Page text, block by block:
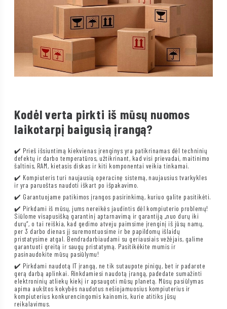
Kodėl verta pirkti iš mūsų nuomos
laikotarpį baigusią įrangą?
✔️ Prieš išsiuntimą kiekvienas įrenginys yra patikrinamas dėl techninių
defektų ir darbo temperatūros, užtikrinant, kad visi prievadai, maitinimo
šaltinis, RAM, kietasis diskas ir kiti komponentai veikia tinkamai.
✔️ Kompiuteris turi naujausią operacinę sistemą, naujausius tvarkykles
ir yra paruoštas naudoti iškart po išpakavimo.
✔️ Garantuojame patikimos įrangos pasirinkimą, kuriuo galite pasitikėti.
✔️ Pirkdami iš mūsų, jums nereikės jaudintis dėl kompiuterio problemų!
Siūlome visapusišką garantinį aptarnavimą ir garantiją „nuo durų iki
durų“, o tai reiškia, kad gedimo atveju paimsime įrenginį iš jūsų namų,
per 3 darbo dienas jį suremontuosime ir be papildomų išlaidų
pristatysime atgal. Bendradarbiaudami su geriausiais vežėjais, galime
garantuoti greitą ir saugų pristatymą. Pasitikėkite mumis ir
pasinaudokite mūsų pasiūlymu!
✔️ Pirkdami naudotą IT įrangą, ne tik sutaupote pinigų, bet ir padarote
gerą darbą aplinkai. Rinkdamiesi naudotą įrangą, padedate sumažinti
elektroninių atliekų kiekį ir apsaugoti mūsų planetą. Mūsų pasiūlymas
apima aukštos kokybės naudotus nešiojamuosius kompiuterius ir
kompiuterius konkurencingomis kainomis, kurie atitiks jūsų
reikalavimus.